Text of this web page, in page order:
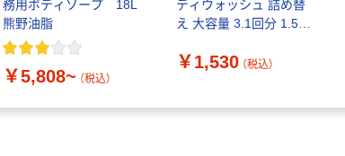
務用ボディソープ 18L
熊野油脂
￥5,808~ （税込）
ディウォッシュ 詰め替
え 大容量 3.1回分 1.5L
￥1,530 （税込）